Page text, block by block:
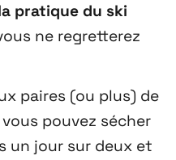
pratique du ski
ne regretterez
paires (ou plus) de
pouvez sécher
un jour sur deux et